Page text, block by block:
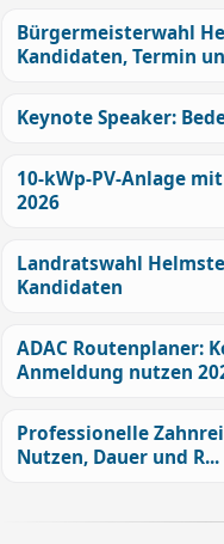
Bürgermeisterwahl
Kandidaten, Termin
Keynote Speaker:
10-kWp-PV-Anlage
2026
Landratswahl
Kandidaten
ADAC Routenplaner:
Anmeldung nutzen
Professionelle
Nutzen, Dauer und R...